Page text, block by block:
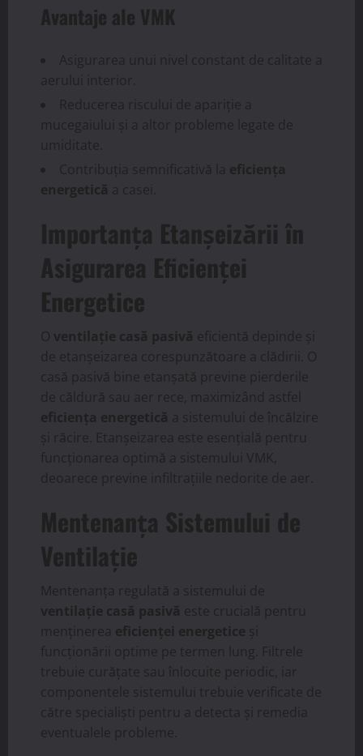
Avantaje ale VMK
Asigurarea unui nivel constant de calitate a
aerului interior.
Reducerea riscului de apariție a
mucegaiului și a altor probleme legate de
umiditate.
Contribuția semnificativă la eficiența
energetică a casei.
Importanța Etanșeizării în
Asigurarea Eficienței
Energetice
O ventilație casă pasivă eficientă depinde și
de etanșeizarea corespunzătoare a clădirii. O
casă pasivă bine etanșată previne pierderile
de căldură sau aer rece, maximizând astfel
eficiența energetică a sistemului de încălzire
și răcire. Etanșeizarea este esențială pentru
funcționarea optimă a sistemului VMK,
deoarece previne infiltrațiile nedorite de aer.
Mentenanța Sistemului de
Ventilație
Mentenanța regulată a sistemului de
ventilație casă pasivă este crucială pentru
menținerea eficienței energetice și
funcționării optime pe termen lung. Filtrele
trebuie curățate sau înlocuite periodic, iar
componentele sistemului trebuie verificate de
către specialiști pentru a detecta și remedia
eventualele probleme.